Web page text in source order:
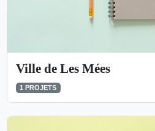
Ville de Les Mées
1 PROJETS